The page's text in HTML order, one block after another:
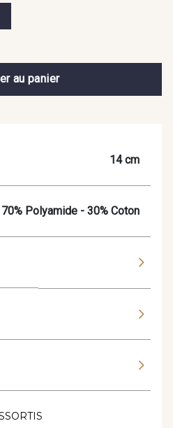
au panier
14 cm
70% Polyamide - 30% Coton